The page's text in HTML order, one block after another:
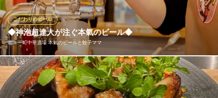
もご用意してます！
グリルピア ヨドバシ博多
BBQ＆ビアガーデン
ＪＲ博多駅 徒歩2分
福岡県福岡市博多区博多駅中央街6-12 ヨドバシ博多11F屋上
◆神泡超達人が注ぐ本氣のビール◆
ニュー町中華酒場 本氣のビールと餃子ママ
こだわりのビール
美味しいお料理には最高の一杯を。当店はサントリー認定の 「神
泡超達人店」として、究極のビールをご提供しております。 サー
バーの毎日の洗浄やグラスの管理、注ぎ方まで徹底的にこだわり